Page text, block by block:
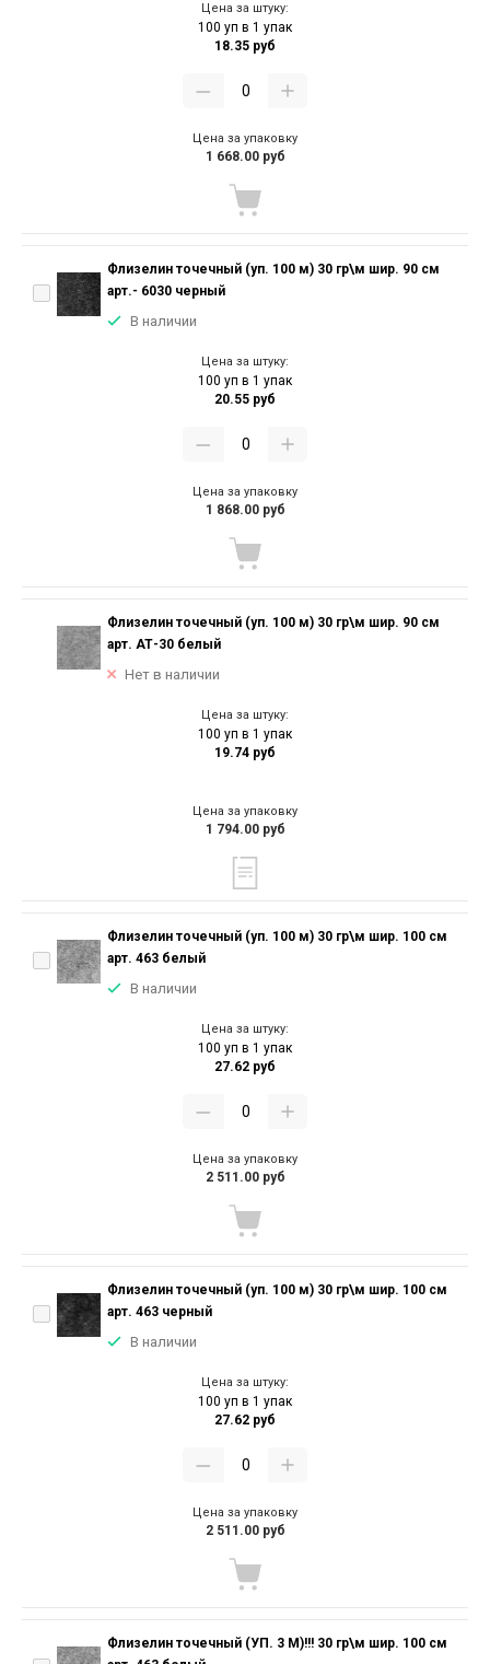
Цена за штуку:
100 уп в 1 упак
18.35 руб
Цена за упаковку
1 668.00 руб
Флизелин точечный (уп. 100 м) 30 гр\м шир. 90 см
арт.- 6030 черный
В наличии
Цена за штуку:
100 уп в 1 упак
20.55 руб
Цена за упаковку
1 868.00 руб
Флизелин точечный (уп. 100 м) 30 гр\м шир. 90 см
арт. АТ-30 белый
Нет в наличии
Цена за штуку:
100 уп в 1 упак
19.74 руб
Цена за упаковку
1 794.00 руб
Флизелин точечный (уп. 100 м) 30 гр\м шир. 100 см
арт. 463 белый
В наличии
Цена за штуку:
100 уп в 1 упак
27.62 руб
Цена за упаковку
2 511.00 руб
Флизелин точечный (уп. 100 м) 30 гр\м шир. 100 см
арт. 463 черный
В наличии
Цена за штуку:
100 уп в 1 упак
27.62 руб
Цена за упаковку
2 511.00 руб
Флизелин точечный (УП. 3 М)!!! 30 гр\м шир. 100 см